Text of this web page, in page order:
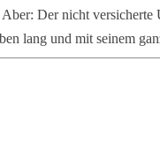
Der nicht
lang und mit seinem